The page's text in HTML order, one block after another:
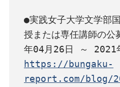
●実践女子大学文学部
授または専任講師の公
https://bungaku-
report.com/blog/